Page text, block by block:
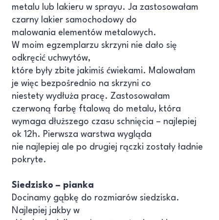
metalu lub lakieru w sprayu. Ja zastosowałam
czarny lakier samochodowy do
malowania elementów metalowych.
W moim egzemplarzu skrzyni nie dało się
odkręcić uchwytów,
które były zbite jakimiś ćwiekami. Malowałam
je więc bezpośrednio na skrzyni co
niestety wydłuża pracę. Zastosowałam
czerwoną farbę ftalową do metalu, która
wymaga dłuższego czasu schnięcia – najlepiej
ok 12h. Pierwsza warstwa wygląda
nie najlepiej ale po drugiej rączki zostały ładnie
pokryte.
Siedzisko – pianka
Docinamy gąbkę do rozmiarów siedziska.
Najlepiej jakby w